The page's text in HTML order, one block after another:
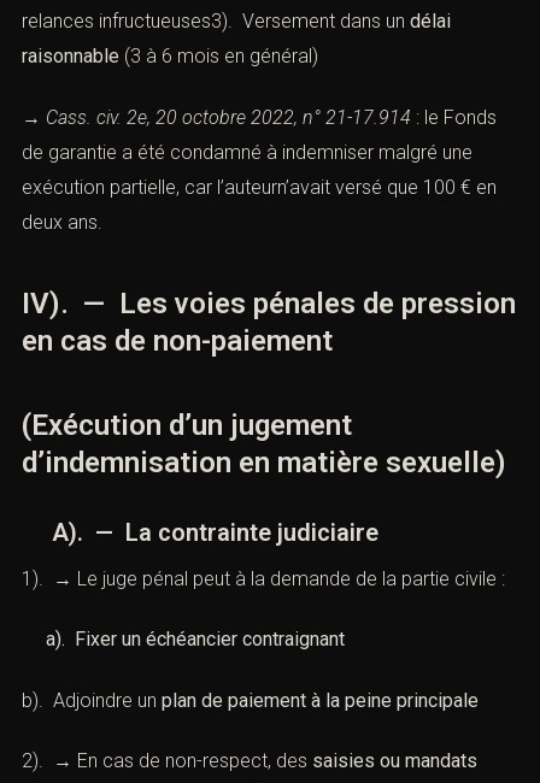
relances infructueuses3). Versement dans un délai
raisonnable (3 à 6 mois en général)
→ Cass. civ. 2e, 20 octobre 2022, n° 21-17.914 : le Fonds
de garantie a été condamné à indemniser malgré une
exécution partielle, car l’auteurn’avait versé que 100 € en
deux ans.
IV). — Les voies pénales de pression
en cas de non-paiement
(Exécution d’un jugement
d’indemnisation en matière sexuelle)
A). — La contrainte judiciaire
1). → Le juge pénal peut à la demande de la partie civile :
a). Fixer un échéancier contraignant
b). Adjoindre un plan de paiement à la peine principale
2). → En cas de non-respect, des saisies ou mandats